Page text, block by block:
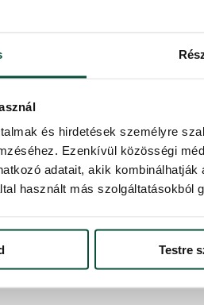
és hirdetések személyre
Ezenkívül közösségi
adatait, akik
használt más szolgáltatásokból
Testre
fenyőfát faragni kisbaltával.
.
bíbelődni.
küszködni.
is otthon töltjük a karácsonyt,